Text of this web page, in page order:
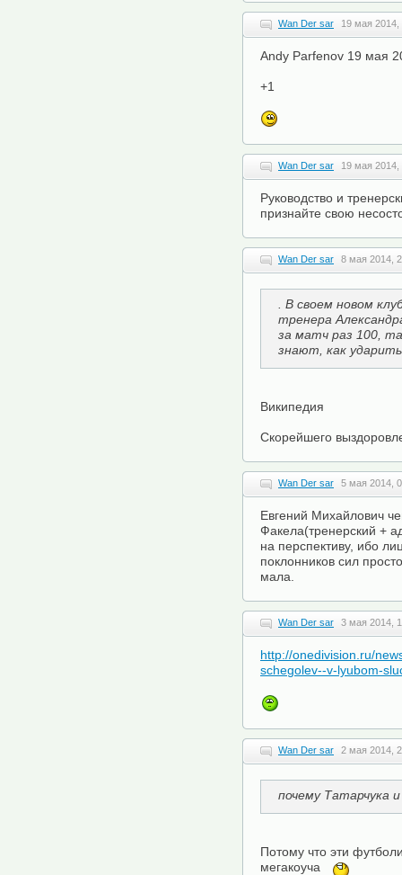
Wan Der sar 19 мая 2014,
Andy Parfenov 19 мая
+1
Wan Der sar 19 мая 2014,
Руководство и
признайте свою
Wan Der sar 8 мая 2014,
. В своем новом
тренера
за матч раз 100,
знают, как
Википедия
Скорейшего
Wan Der sar 5 мая 2014,
Евгений Михайлович
Факела(тренерский +
на перспективу, ибо
поклонников сил
мала.
Wan Der sar 3 мая 2014,
http://onedivision.ru/
schegolev--v-lyubom-
Wan Der sar 2 мая 2014,
почему Татарчука
Потому что эти
мегакоуча